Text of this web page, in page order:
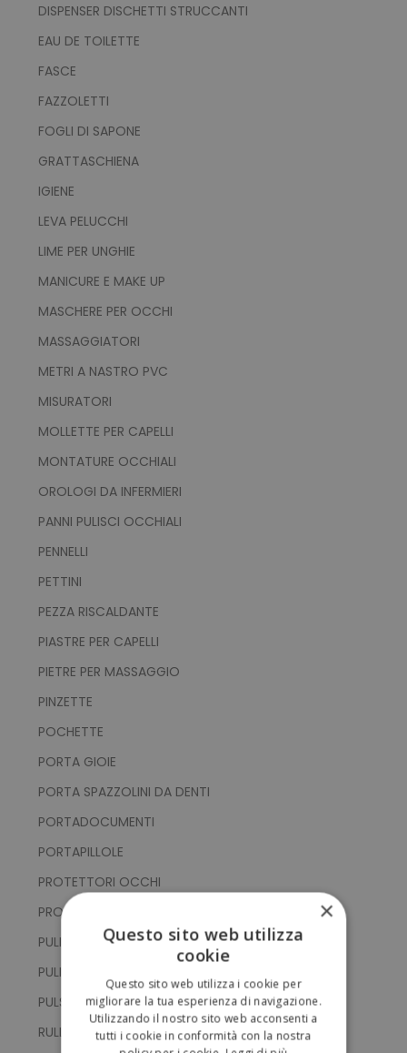
DISPENSER DISCHETTI STRUCCANTI
EAU DE TOILETTE
FASCE
FAZZOLETTI
FOGLI DI SAPONE
GRATTASCHIENA
IGIENE
LEVA PELUCCHI
LIME PER UNGHIE
MANICURE E MAKE UP
MASCHERE PER OCCHI
MASSAGGIATORI
METRI A NASTRO PVC
MISURATORI
MOLLETTE PER CAPELLI
MONTATURE OCCHIALI
OROLOGI DA INFERMIERI
PANNI PULISCI OCCHIALI
PENNELLI
PETTINI
PEZZA RISCALDANTE
PIASTRE PER CAPELLI
PIETRE PER MASSAGGIO
PINZETTE
POCHETTE
PORTA GIOIE
PORTA SPAZZOLINI DA DENTI
PORTADOCUMENTI
PORTAPILLOLE
PROTETTORI OCCHI
PROTETTORI TASCA
PULISCI ORECCHIE
PULITORI VISO
PULSOSSIMETRI
RULLI MUSCOLARI
×
Questo sito web utilizza
cookie
Questo sito web utilizza i cookie per
migliorare la tua esperienza di navigazione.
Utilizzando il nostro sito web acconsenti a
tutti i cookie in conformità con la nostra